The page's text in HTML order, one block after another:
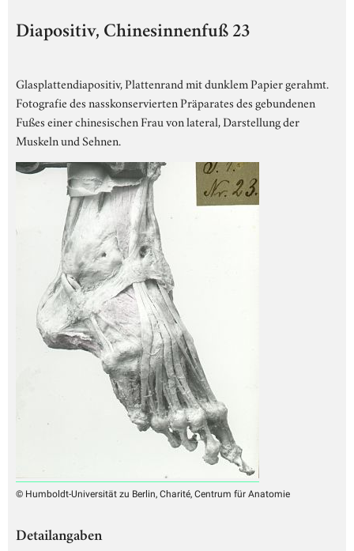
Diapositiv, Chinesinnenfuß 23
Glasplattendiapositiv, Plattenrand mit dunklem Papier gerahmt.
Fotografie des nasskonservierten Präparates des gebundenen
Fußes einer chinesischen Frau von lateral, Darstellung der
Muskeln und Sehnen.
© Humboldt-Universität zu Berlin, Charité, Centrum für Anatomie
Detailangaben